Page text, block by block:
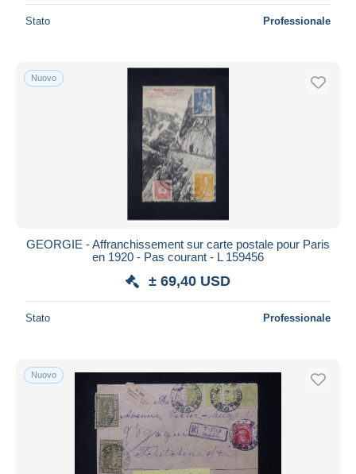
Stato Professionale
Nuovo
GEORGIE - Affranchissement sur carte postale pour Paris
en 1920 - Pas courant - L 159456
± 69,40 USD
Stato Professionale
Nuovo